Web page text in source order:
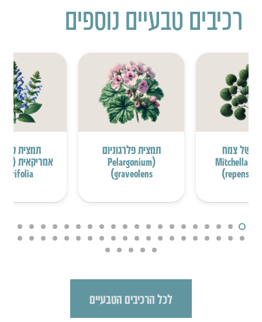
רכיבים טבעיים נוספים
של צמח
המיצ’לה (Mitchella
repens
תמצית פלרגוניום
(Pelargonium
graveolens)
תמצית
לכל הרכיבים הטבעיים